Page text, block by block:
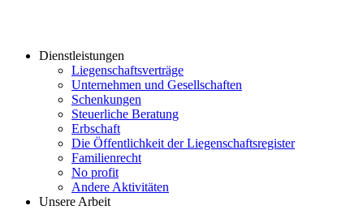
Dienstleistungen
Liegenschaftsverträge
Unternehmen und Gesellschaften
Schenkungen
Steuerliche Beratung
Erbschaft
Die Öffentlichkeit der Liegenschaftsregister
Familienrecht
No profit
Andere Aktivitäten
Unsere Arbeit